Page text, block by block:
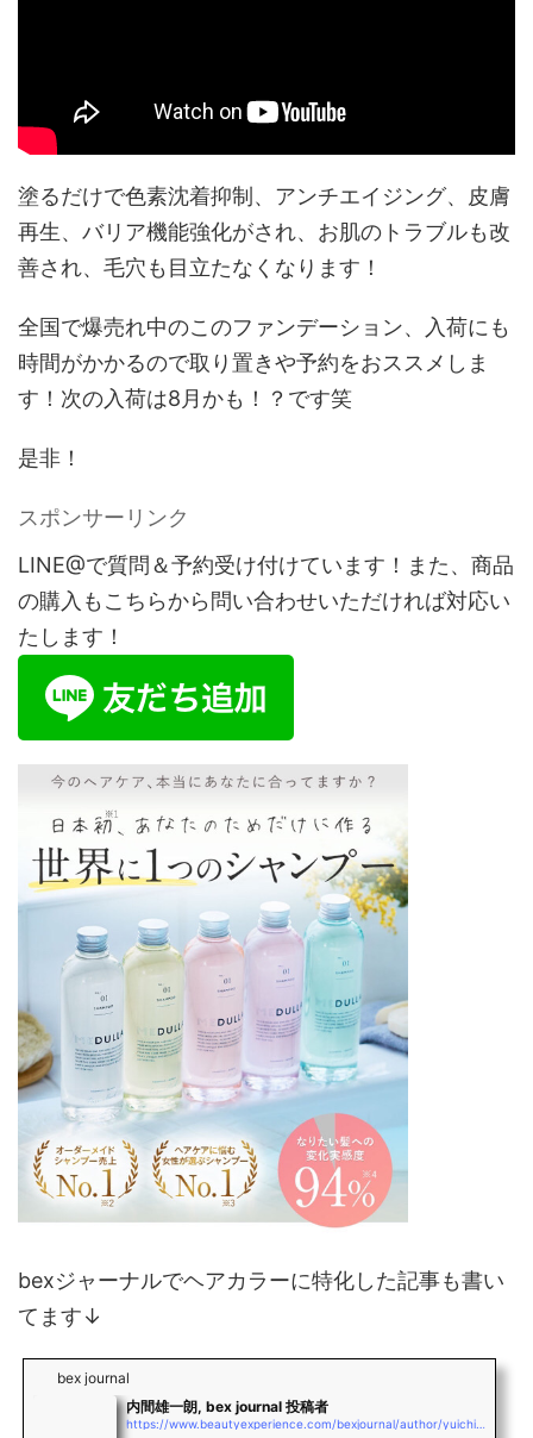
塗るだけで色素沈着抑制、アンチエイジング、皮膚
再生、バリア機能強化がされ、お肌のトラブルも改
善され、毛穴も目立たなくなります！
全国で爆売れ中のこのファンデーション、入荷にも
時間がかかるので取り置きや予約をおススメしま
す！次の入荷は8月かも！？です笑
是非！
スポンサーリンク
LINE@で質問＆予約受け付けています！また、商品
の購入もこちらから問い合わせいただければ対応い
たします！
bexジャーナルでヘアカラーに特化した記事も書い
てます↓
bex journal
内間雄一朗, bex journal 投稿者